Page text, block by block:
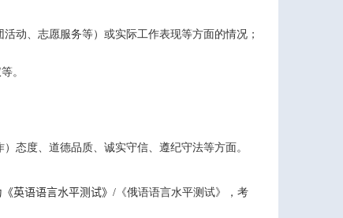
动、志愿服务等）或实际工作表现等方面的情况；
。
态度、道德品质、诚实守信、遵纪守法等方面。
英语语言水平测试》 / 《俄语语言水平测试》，考